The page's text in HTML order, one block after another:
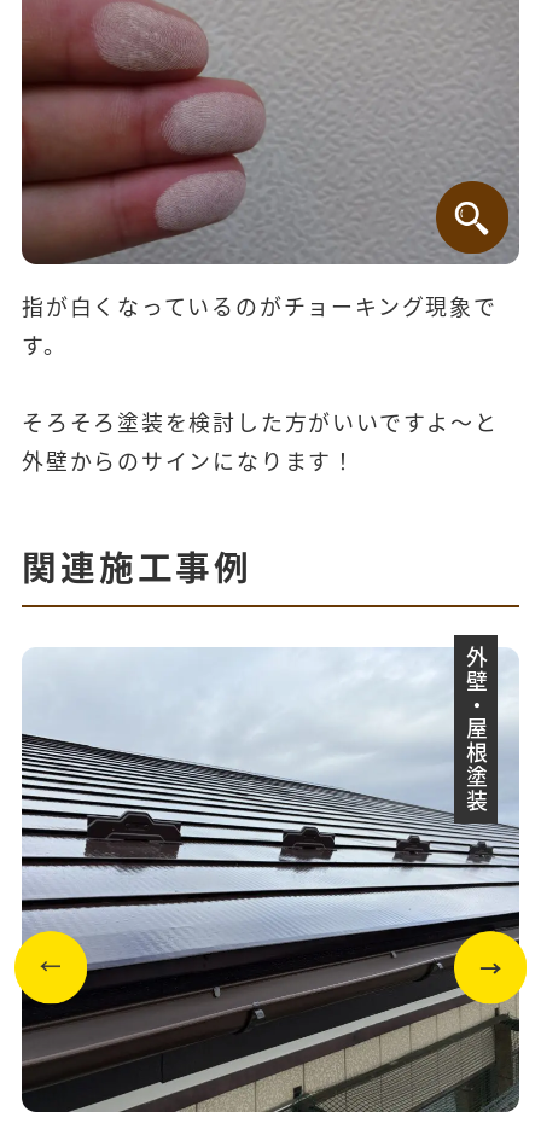
指が白くなっているのがチョーキング現象で
す。
そろそろ塗装を検討した方がいいですよ～と
外壁からのサインになります！
関連施工事例
外壁・屋根塗装